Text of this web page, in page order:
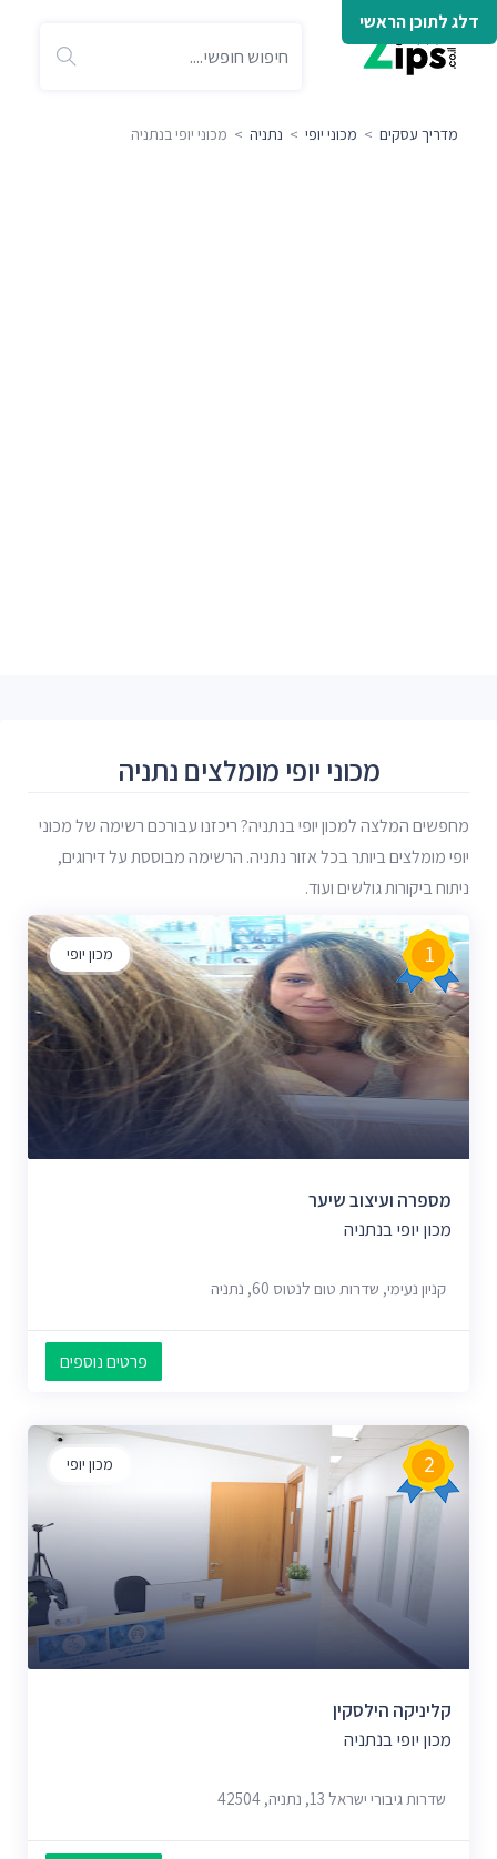
דלג לתוכן הראשי
מדריך עסקים > מכוני יופי > נתניה > מכוני יופי בנתניה
מכוני יופי מומלצים נתניה
מחפשים המלצה למכון יופי בנתניה? ריכזנו עבורכם רשימה של מכוני
יופי מומלצים ביותר בכל אזור נתניה. הרשימה מבוססת על דירוגים,
ניתוח ביקורות גולשים ועוד.
מכון יופי 1
מספרה ועיצוב שיער
מכון יופי בנתניה
קניון נעימי, שדרות טום לנטוס 60, נתניה
פרטים נוספים
מכון יופי 2
קליניקה הילסקין
מכון יופי בנתניה
שדרות גיבורי ישראל 13, נתניה, 42504